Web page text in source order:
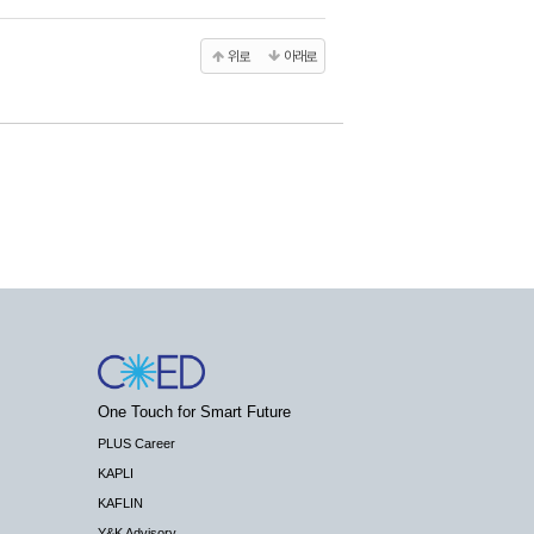
위로 아래로
One Touch for Smart Future
PLUS Career
KAPLI
KAFLIN